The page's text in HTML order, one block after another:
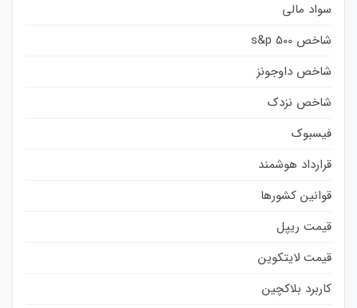
سواد مالی
شاخص s&p 500
شاخص داوجونز
شاخص نزدک
فیسبوک
قرارداد هوشمند
قوانین کشورها
قیمت ریپل
قیمت لایتکوین
کاربرد بلاکچین